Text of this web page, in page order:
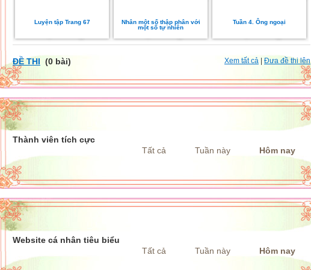
Luyện tập Trang 67
Nhân một số thập phân với
một số tự nhiên
Tuần 4. Ông ngoại
Xem tất cả Đưa đề thi lên
ĐỀ THI (0 bài)
Tất cả Tuần này Hôm nay
Thành viên tích cực
Tất cả Tuần này Hôm nay
Website cá nhân tiêu biểu